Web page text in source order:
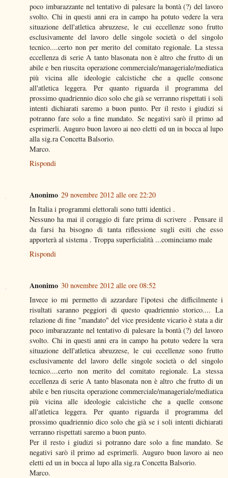
poco imbarazzante nel tentativo di palesare la bontà (?) del lavoro
svolto. Chi in questi anni era in campo ha potuto vedere la vera
situazione dell'atletica abruzzese, le cui eccellenze sono frutto
esclusivamente del lavoro delle singole società o del singolo
tecnico....certo non per merito del comitato regionale. La stessa
eccellenza di serie A tanto blasonata non è altro che frutto di un
abile e ben riuscita operazione commerciale/manageriale/mediatica
più vicina alle ideologie calcistiche che a quelle consone
all'atletica leggera. Per quanto riguarda il programma del
prossimo quadriennio dico solo che già se verranno rispettati i soli
intenti dichiarati saremo a buon punto. Per il resto i giudizi si
potranno fare solo a fine mandato. Se negativi sarò il primo ad
esprimerli. Auguro buon lavoro ai neo eletti ed un in bocca al lupo
alla sig.ra Concetta Balsorio.
Marco.
Rispondi
Anonimo 29 novembre 2012 alle ore 22:20
In Italia i programmi elettorali sono tutti identici .
Nessuno ha mai il coraggio di fare prima di scrivere . Pensare il
da farsi ha bisogno di tanta riflessione sugli esiti che esso
apporterà al sistema . Troppa superficialità ...cominciamo male
Rispondi
Anonimo 30 novembre 2012 alle ore 08:52
Invece io mi permetto di azzardare l'ipotesi che difficilmente i
risultati saranno peggiori di questo quadriennio storico.... La
relazione di fine "mandato" del vice presidente vicario è stata a dir
poco imbarazzante nel tentativo di palesare la bontà (?) del lavoro
svolto. Chi in questi anni era in campo ha potuto vedere la vera
situazione dell'atletica abruzzese, le cui eccellenze sono frutto
esclusivamente del lavoro delle singole società o del singolo
tecnico....certo non merito del comitato regionale. La stessa
eccellenza di serie A tanto blasonata non è altro che frutto di un
abile e ben riuscita operazione commerciale/manageriale/mediatica
più vicina alle ideologie calcistiche che a quelle consone
all'atletica leggera. Per quanto riguarda il programma del
prossimo quadriennio dico solo che già se i soli intenti dichiarati
verranno rispettati saremo a buon punto.
Per il resto i giudizi si potranno dare solo a fine mandato. Se
negativi sarò il primo ad esprimerli. Auguro buon lavoro ai neo
eletti ed un in bocca al lupo alla sig.ra Concetta Balsorio.
Marco.